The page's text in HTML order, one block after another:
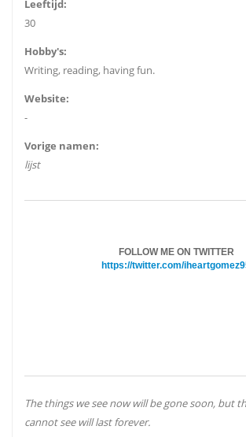
Leeftijd:
30
Hobby's:
Writing, reading, having fun.
Website:
-
Vorige namen:
lijst
FOLLOW ME ON TWITTER
https://twitter.com/
The things we see now will be gone soon, but
cannot see will last forever.